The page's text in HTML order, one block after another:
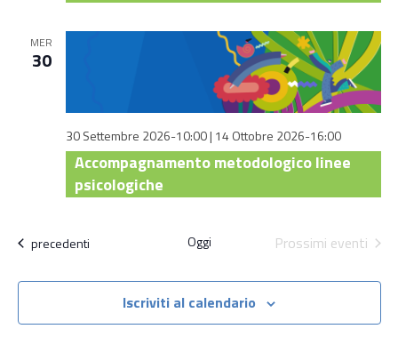
MER
30
30 Settembre 2026-10:00| 14 Ottobre 2026-16:00
Accompagnamento metodologico linee
psicologiche
Attività
precedenti Oggi Prossimi eventi
Iscriviti al calendario